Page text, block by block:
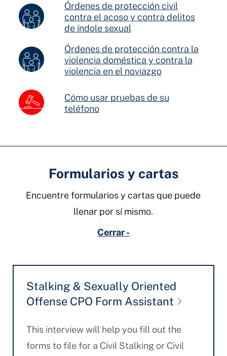
Órdenes de protección civil
contra el acoso y contra delitos
de índole sexual
Órdenes de protección contra la
violencia doméstica y contra la
violencia en el noviazgo
Cómo usar pruebas de su
teléfono
Formularios y cartas
Encuentre formularios y cartas que puede
llenar por sí mismo.
Cerrar -
Stalking & Sexually Oriented
Offense CPO Form Assistant
This interview will help you fill out the
forms to file for a Civil Stalking or Civil